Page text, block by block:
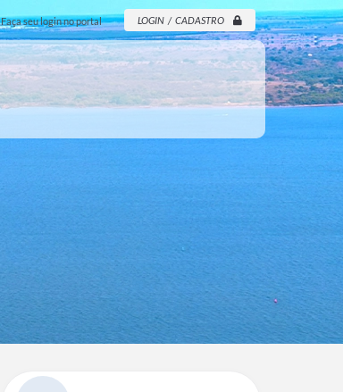
Faça seu login no portal LOGIN / CADASTRO